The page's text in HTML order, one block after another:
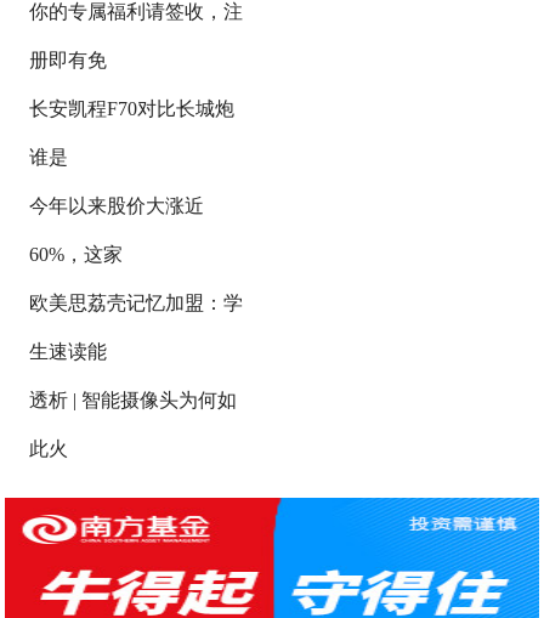
你的专属福利请签收，注
册即有免
长安凯程F70对比长城炮
谁是
今年以来股价大涨近
60%，这家
欧美思荔壳记忆加盟：学
生速读能
透析 | 智能摄像头为何如
此火